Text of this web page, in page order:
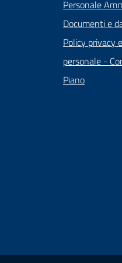
Personale
Documenti e
Policy privacy
personale -
Piano